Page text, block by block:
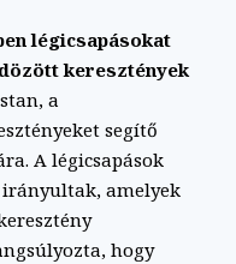
légicsapásokat
keresztények
a
segítő
A légicsapások
irányultak, amelyek
hogy